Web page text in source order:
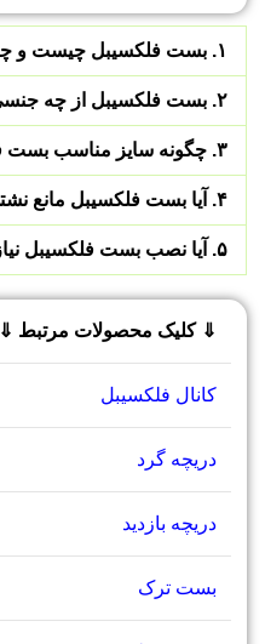
۱. بست فلکسیبل چیست و چه کاربردی دارد؟
۲. بست فلکسیبل از چه جنسی ساخته می‌شود؟
۳. چگونه سایز مناسب بست فلکسیبل را انتخاب کنیم؟
۴. آیا بست فلکسیبل مانع نشتی هوا می‌شود؟
۵. آیا نصب بست فلکسیبل نیاز به ابزار ویژه دارد؟
⇓ کلیک محصولات مرتبط ⇓
کانال فلکسیبل
دریچه گرد
دریچه بازدید
بست ترک